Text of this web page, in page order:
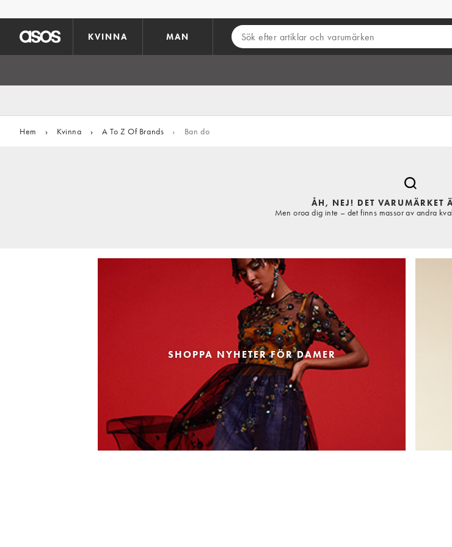
KVINNA MAN
Hem › Kvinna › A To Z Of Brands › Ban do
ÅH, NEJ! DET VARUMÄRKET
Men oroa dig inte – det finns massor av andra
SHOPPA NYHETER FÖR DAMER